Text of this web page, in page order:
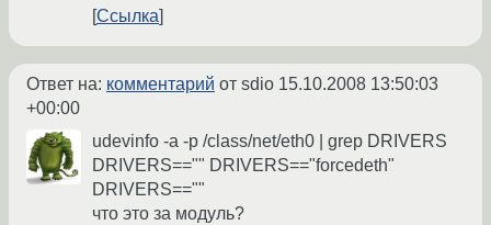
Ссылка
Ответ на: комментарий от sdio 15.10.2008 13:50:03
+00:00
udevinfo -a -p /class/net/eth0 | grep DRIVERS
DRIVERS=="" DRIVERS=="forcedeth"
DRIVERS==""
что это за модуль?